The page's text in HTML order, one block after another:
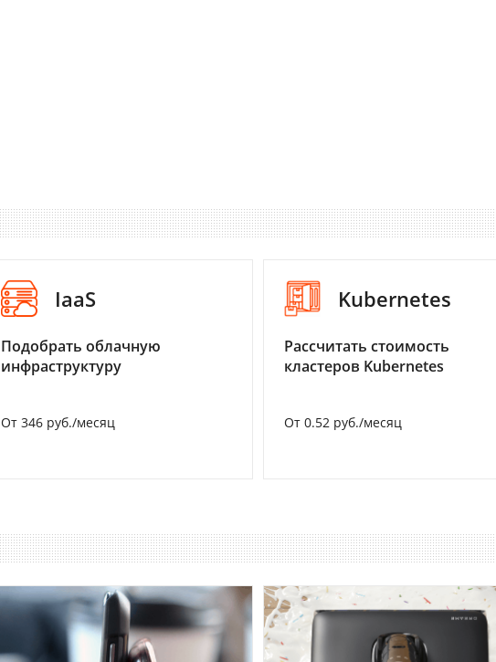
IaaS
Подобрать облачную
инфраструктуру
От 346 руб./месяц
Kubernetes
Рассчитать стоимость
кластеров Kubernetes
От 0.52 руб./месяц